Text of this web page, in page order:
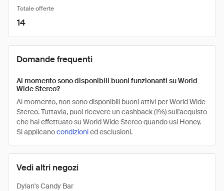
Vedi altri negozi
Dylan's Candy Bar
Totale offerte
14
Domande frequenti
Al momento sono disponibili buoni funzionanti su World
Wide Stereo?
Al momento, non sono disponibili buoni attivi per World Wide
Stereo. Tuttavia, puoi ricevere un cashback (1%) sull'acquisto
che hai effettuato su World Wide Stereo quando usi Honey.
Si applicanocondizionied esclusioni.